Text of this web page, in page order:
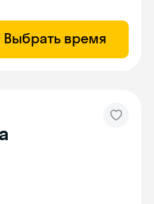
Выбрать время